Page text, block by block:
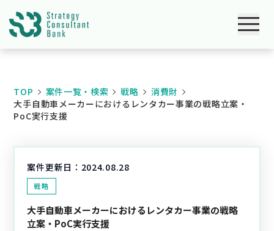
TOP 案件一覧・検索 戦略
消費財
大手自動車メーカーにおけるレンタカー事業の戦略立案・
PoC実行支援
案件更新日： 2024.08.28
戦略
大手自動車メーカーにおけるレンタカー事業の戦略
立案・PoC実行支援